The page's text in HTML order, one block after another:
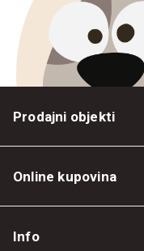
Prodajni objekti
Online kupovina
Info